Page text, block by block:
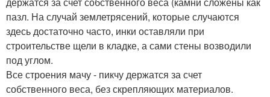
пазл. На случай землетрясений, которые случаются
здесь достаточно часто, инки оставляли при
строительстве щели в кладке, а сами стены возводили
под углом.
Все строения мачу - пикчу держатся за счет
собственного веса, без скрепляющих материалов.